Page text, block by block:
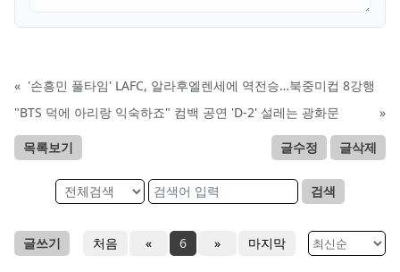
« '손흥민 풀타임' LAFC, 알라후엘렌세에 역전승…북중미컵 8강행
"BTS 덕에 아리랑 익숙하죠" 컴백 공연 'D-2' 설레는 광화문
»
목록보기 글수정 글삭제
검색
글쓰기 처음 « 6 » 마지막